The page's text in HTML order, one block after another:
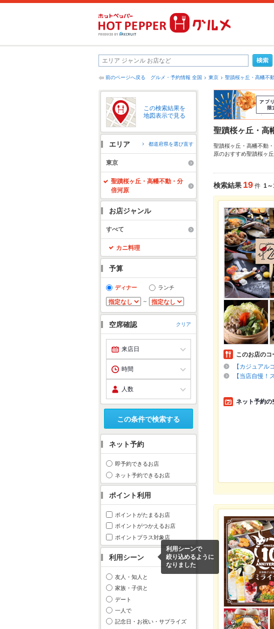
前のページへ戻る グルメ・予約情報 全国 東京 聖蹟桜ヶ丘・高幡不
この検索結果を
地図表示で見る
エリア 都道府県を選び直す
東京
聖蹟桜ヶ丘・高幡不動・分
倍河原
お店ジャンル
すべて
カニ料理
予算
ディナー ランチ
～
空席確認 クリア
この条件で検索する
ネット予約
即予約できるお店
ネット予約できるお店
ポイント利用
ポイントがたまるお店
ポイントがつかえるお店
ポイントプラス対象店
利用シーン
利用シーンで
絞り込めるように
なりました
友人・知人と
家族・子供と
デート
一人で
記念日・お祝い・サプライズ
聖蹟桜ヶ丘・高
聖蹟桜ヶ丘・高幡不動
原のおすすめ聖蹟桜ヶ丘
検索結果 19 件 1
このお店のコ
【カジュアル
【当店自慢！
ネット予約の